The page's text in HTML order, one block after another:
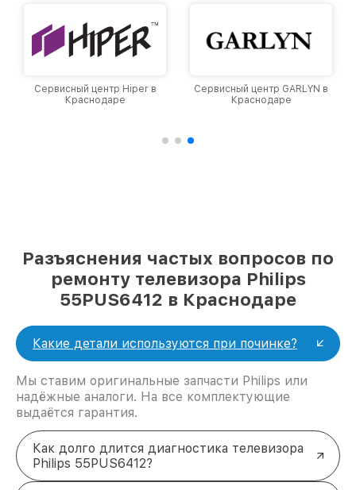
Сервисный центр Hiper в
Краснодаре
Сервисный центр GARLYN в
Краснодаре
Разъяснения частых вопросов по
ремонту телевизора Philips
55PUS6412 в Краснодаре
Какие детали используются при починке?
Мы ставим оригинальные запчасти Philips или
надёжные аналоги. На все комплектующие
выдаётся гарантия.
Как долго длится диагностика телевизора
Philips 55PUS6412?